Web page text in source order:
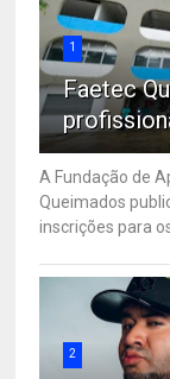
1
Faetec
A Fundação de
Queimados
inscrições para
2